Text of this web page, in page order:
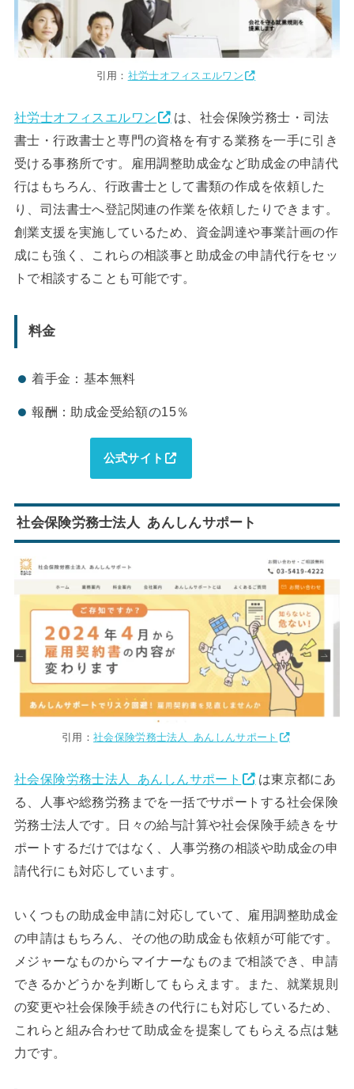
引用： 社労士オフィスエルワン
社労士オフィスエルワン
は、社会保険労務士・司法
書士・行政書士と専門の資格を有する業務を一手に引き
受ける事務所です。雇用調整助成金など助成金の申請代
行はもちろん、行政書士として書類の作成を依頼した
り、司法書士へ登記関連の作業を依頼したりできます。
創業支援を実施しているため、資金調達や事業計画の作
成にも強く、これらの相談事と助成金の申請代行をセッ
トで相談することも可能です。
料金
着手金：基本無料
報酬：助成金受給額の15％
公式サイト
社会保険労務士法人 あんしんサポート
引用：社会保険労務士法人 あんしんサポート
社会保険労務士法人 あんしんサポート
は東京都にあ
る、人事や総務労務までを一括でサポートする社会保険
労務士法人です。日々の給与計算や社会保険手続きをサ
ポートするだけではなく、人事労務の相談や助成金の申
請代行にも対応しています。
いくつもの助成金申請に対応していて、雇用調整助成金
の申請はもちろん、その他の助成金も依頼が可能です。
メジャーなものからマイナーなものまで相談でき、申請
できるかどうかを判断してもらえます。また、就業規則
の変更や社会保険手続きの代行にも対応しているため、
これらと組み合わせて助成金を提案してもらえる点は魅
力です。